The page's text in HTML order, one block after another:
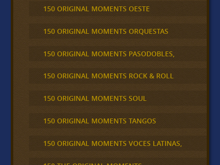
150 ORIGINAL MOMENTS OESTE
150 ORIGINAL MOMENTS ORQUESTAS
150 ORIGINAL MOMENTS PASODOBLES,
150 ORIGINAL MOMENTS ROCK & ROLL
150 ORIGINAL MOMENTS SOUL
150 ORIGINAL MOMENTS TANGOS
150 ORIGINAL MOMENTS VOCES LATINAS,